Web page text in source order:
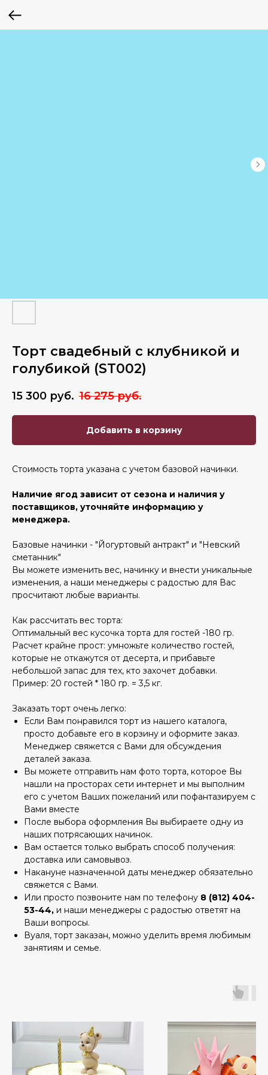
Торт свадебный с клубникой и
голубикой (ST002)
15 300 руб. 16 275 руб.
Добавить в корзину
Стоимость торта указана с учетом базовой начинки.
Наличие ягод зависит от сезона и наличия у
поставщиков, уточняйте информацию у
менеджера.
Базовые начинки - "Йогуртовый антракт" и "Невский
сметанник"
Вы можете изменить вес, начинку и внести уникальные
изменения, а наши менеджеры с радостью для Вас
просчитают любые варианты.
Как рассчитать вес торта:
Оптимальный вес кусочка торта для гостей -180 гр.
Расчет крайне прост: умножьте количество гостей,
которые не откажутся от десерта, и прибавьте
небольшой запас для тех, кто захочет добавки.
Пример: 20 гостей * 180 гр. = 3,5 кг.
Заказать торт очень легко:
Если Вам понравился торт из нашего каталога,
просто добавьте его в корзину и оформите заказ.
Менеджер свяжется с Вами для обсуждения
деталей заказа.
Вы можете отправить нам фото торта, которое Вы
нашли на просторах сети интернет и мы выполним
его с учетом Ваших пожеланий или пофантазируем с
Вами вместе
После выбора оформления Вы выбираете одну из
наших потрясающих начинок.
Вам остается только выбрать способ получения:
доставка или самовывоз.
Накануне назначенной даты менеджер обязательно
свяжется с Вами.
Или просто позвоните нам по телефону 8 (812) 404-
53-44, и наши менеджеры с радостью ответят на
Ваши вопросы.
Вуаля, торт заказан, можно уделить время любимым
занятиям и семье.